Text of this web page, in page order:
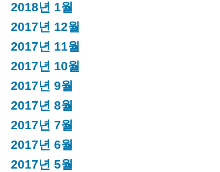
2018년 1월
2017년 12월
2017년 11월
2017년 10월
2017년 9월
2017년 8월
2017년 7월
2017년 6월
2017년 5월